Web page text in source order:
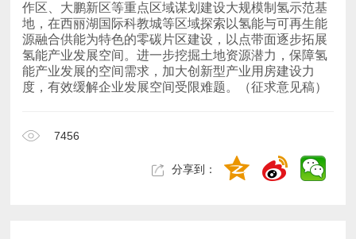
度，有效缓解企业发展空间受限难题。（征求意见稿）
7456
分享到：